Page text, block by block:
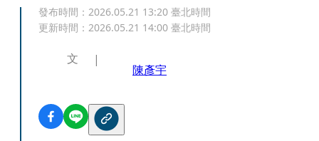
發布時間： 2026.05.21 13:20 臺北時間
更新時間： 2026.05.21 14:00 臺北時間
文
陳彥宇